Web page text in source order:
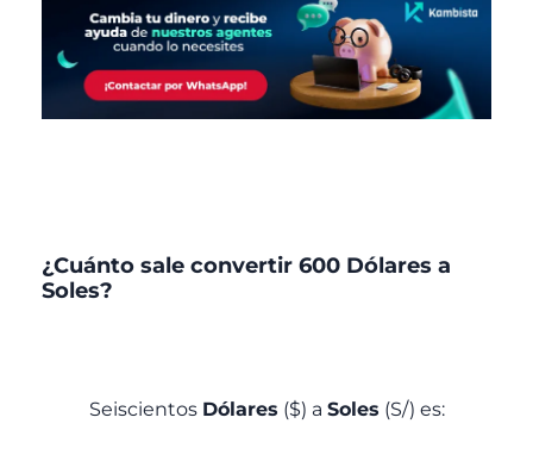
¿Cuánto sale convertir 600 Dólares a
Soles?
Seiscientos Dólares ($) a Soles (S/) es: